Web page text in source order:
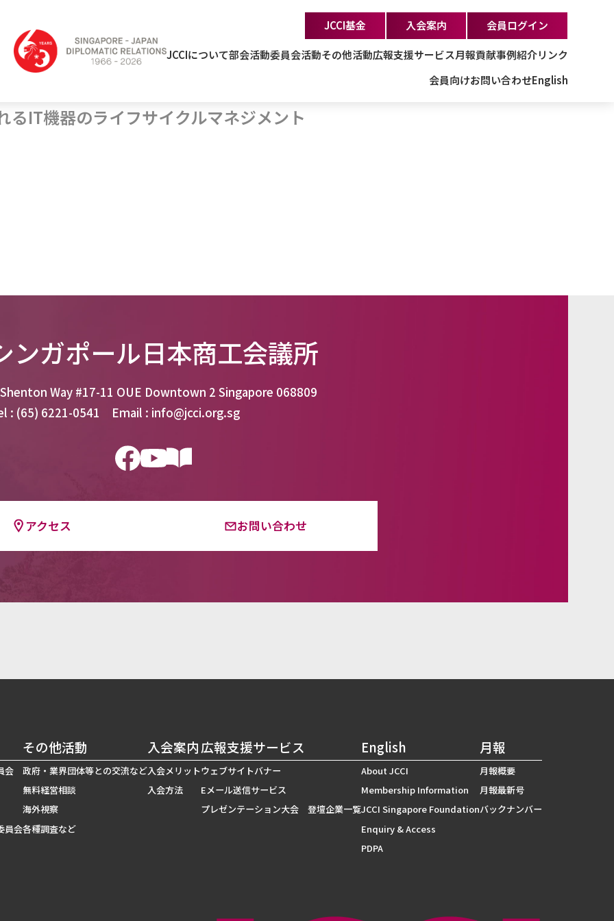
JCCI基金 入会案内 会員ログイン
JCCIについて部会活動委員会活動その他活動広報支援サービス月報貢献事例紹介リンク
会員向けお問い合わせEnglish
るIT機器のライフサイクルマネジメント
ンガポール日本商工会議所
Way #17-11 OUE Downtown 2 Singapore 068809
: (65) 6221-0541 Email : info@jcci.org.sg
アクセス お問い合わせ
会
員会
その他活動
政府・業界団体等との交流など
無料経営相談
海外視察
各種調査など
入会案内
入会メリット
入会方法
広報支援サービス
ウェブサイトバナー
Eメール送信サービス
プレゼンテーション大会 登壇企業一覧
English
About JCCI
Membership Information
JCCI Singapore Foundation
Enquiry & Access
PDPA
月報
月報概要
月報最新号
バックナンバー